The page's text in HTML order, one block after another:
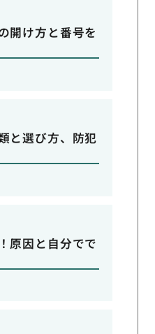
開け方と番号を
と選び方、防犯
原因と自分でで